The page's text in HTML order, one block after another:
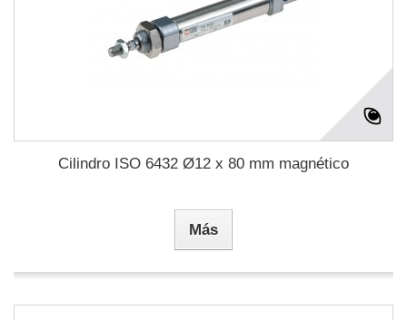
Cilindro ISO 6432 Ø12 x 80 mm magnético
Más